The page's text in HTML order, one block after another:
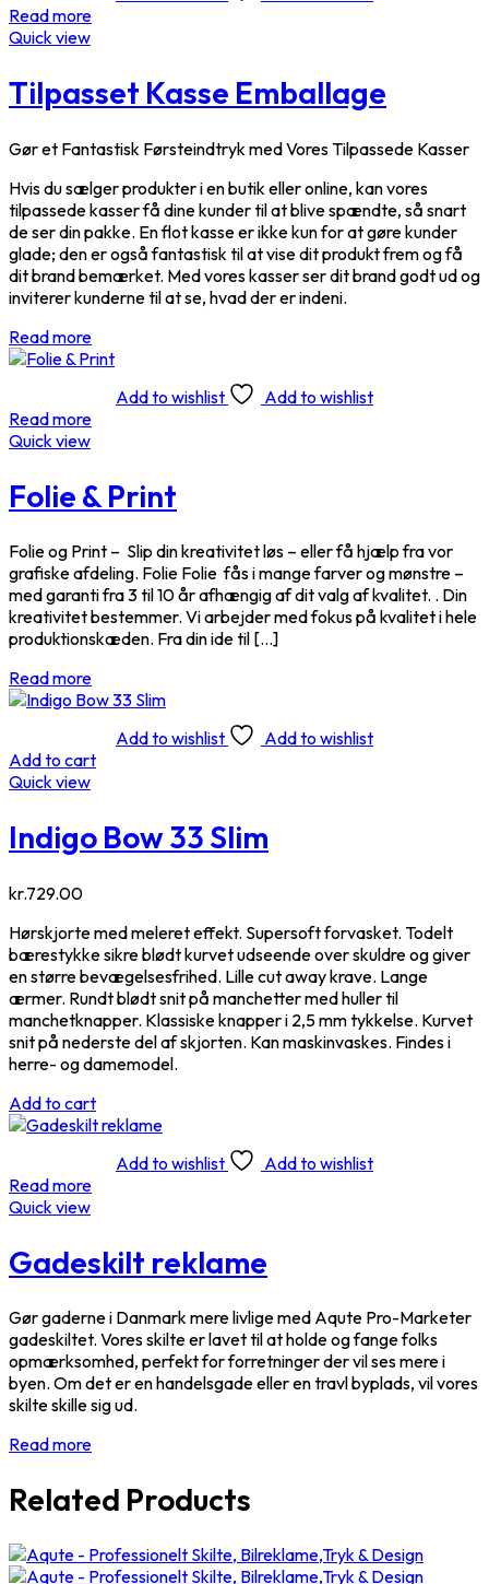
Read more
Quick view
Tilpasset Kasse Emballage
Gør et Fantastisk Førsteindtryk med Vores Tilpassede Kasser
Hvis du sælger produkter i en butik eller online, kan vores
tilpassede kasser få dine kunder til at blive spændte, så snart
de ser din pakke. En flot kasse er ikke kun for at gøre kunder
glade; den er også fantastisk til at vise dit produkt frem og få
dit brand bemærket. Med vores kasser ser dit brand godt ud og
inviterer kunderne til at se, hvad der er indeni.
Read more
Add to wishlist
Add to wishlist
Read more
Quick view
Folie & Print
Folie og Print – Slip din kreativitet løs – eller få hjælp fra vor
grafiske afdeling. Folie Folie fås i mange farver og mønstre –
med garanti fra 3 til 10 år afhængig af dit valg af kvalitet. . Din
kreativitet bestemmer. Vi arbejder med fokus på kvalitet i hele
produktionskæden. Fra din ide til […]
Read more
Add to wishlist
Add to wishlist
Add to cart
Quick view
Indigo Bow 33 Slim
kr.729.00
Hørskjorte med meleret effekt. Supersoft forvasket. Todelt
bærestykke sikre blødt kurvet udseende over skuldre og giver
en større bevægelsesfrihed. Lille cut away krave. Lange
ærmer. Rundt blødt snit på manchetter med huller til
manchetknapper. Klassiske knapper i 2,5 mm tykkelse. Kurvet
snit på nederste del af skjorten. Kan maskinvaskes. Findes i
herre- og damemodel.
Add to cart
Add to wishlist
Add to wishlist
Read more
Quick view
Gadeskilt reklame
Gør gaderne i Danmark mere livlige med Aqute Pro-Marketer
gadeskiltet. Vores skilte er lavet til at holde og fange folks
opmærksomhed, perfekt for forretninger der vil ses mere i
byen. Om det er en handelsgade eller en travl byplads, vil vores
skilte skille sig ud.
Read more
Related Products